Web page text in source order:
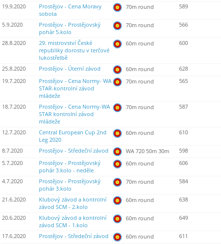
19.9.2020
Prostějov - Cena Moravy
sobota
70m round 589
5.9.2020
Prostějov - Prostějovský
pohár 5.kolo
70m round 566
28.8.2020
29. mistrovství České
republiky dorostu v terčové
lukostřelbě
60m round 600
25.8.2020 Prostějov - Úterní závod 60m round
628
19.7.2020
Prostějov - Cena Normy- WA
STAR-kontrolní závod
mládeže
70m round 565
18.7.2020
Prostějov - Cena Normy-WA
STAR kontrolní závod
mládeže
70m round 587
12.7.2020
Central European Cup 2nd
Leg 2020
60m round 610
8.7.2020 Prostějov - Středeční závod WA 720 50m 30m
598
5.7.2020
Prostějov - Prostějovský
pohár 3.kolo - neděle
60m round 606
4.7.2020
Prostějov - Prostějovský
pohár 3.kolo
70m round 584
21.6.2020
Klubový závod a kontrolní
závod SCM - 2.kolo
60m round 638
20.6.2020
Klubový závod a kontrolní
závod SCM - 1.kolo
60m round 649
17.6.2020 Prostějov - Středeční závod 60m round
611